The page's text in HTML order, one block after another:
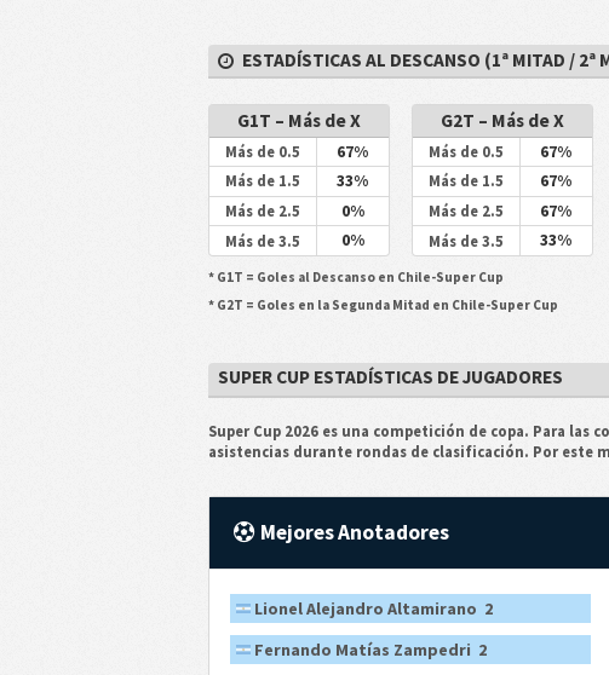
ESTADÍSTICAS AL DESCANSO (1ª MITAD / 2ª
G1T – Más de X
Más de 0.5 67%
Más de 1.5 33%
Más de 2.5 0%
Más de 3.5 0%
G2T – Más de X
Más de 0.5 67%
Más de 1.5 67%
Más de 2.5 67%
Más de 3.5 33%
* G1T = Goles al Descanso en Chile-Super Cup
* G2T = Goles en la Segunda Mitad en Chile-Super Cup
SUPER CUP ESTADÍSTICAS DE JUGADORES
Super Cup 2026 es una competición de copa. Para
asistencias durante rondas de clasificación. Por este
Mejores Anotadores
Lionel Alejandro Altamirano 2
Fernando Matías Zampedri 2